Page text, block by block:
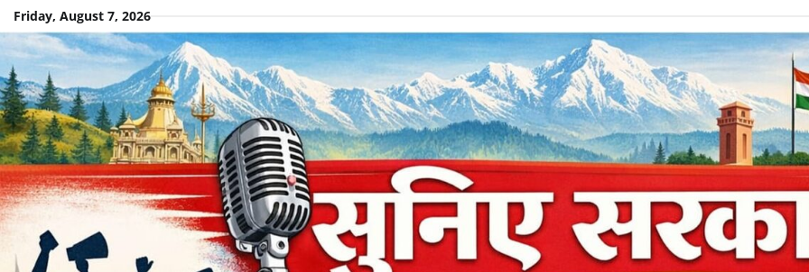
Skip
to
content
Friday, August 7, 2026